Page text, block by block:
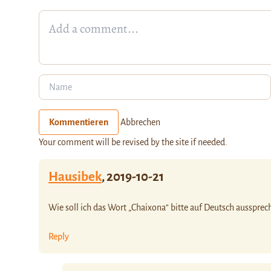
Kommentieren Abbrechen
Your comment will be revised by the site if needed.
Hausibek,2019-10-21
Wie soll ich das Wort „Chaixona“ bitte auf Deutsch
Reply